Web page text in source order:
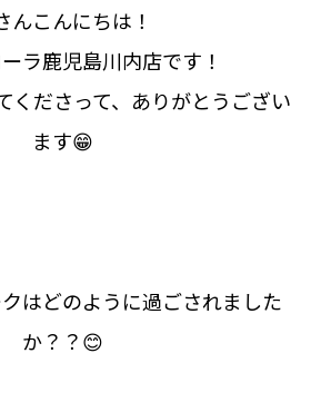
んこんにちは！
ラ鹿児島川内店です！
くださって、ありがとうござい
ます😁
はどのように過ごされました
か？？😊